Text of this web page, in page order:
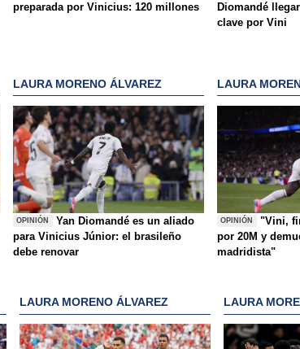
preparada por Vinicius: 120 millones
Diomandé
clave por Vini
LAURA MORENO ÁLVAREZ
OPINIÓN
Yan Diomandé es un aliado
para Vinicius Júnior: el brasileño
debe renovar
LAURA
OPINIÓN
"Vini,
por 20M y
madridista"
LAURA MORENO ÁLVAREZ LAURA